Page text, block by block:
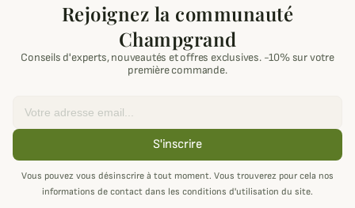
Rejoignez la communauté
Champgrand
Conseils d'experts, nouveautés et offres exclusives. -10% sur votre
première commande.
S'inscrire
Vous pouvez vous désinscrire à tout moment. Vous trouverez pour cela nos
informations de contact dans les conditions d'utilisation du site.